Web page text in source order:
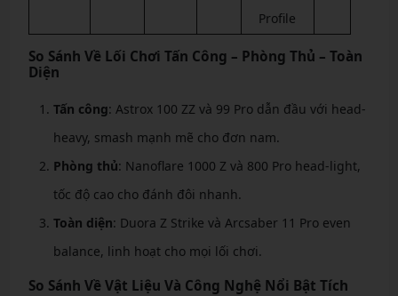
Profile
So Sánh Về Lối Chơi Tấn Công – Phòng Thủ – Toàn
Diện
Tấn công: Astrox 100 ZZ và 99 Pro dẫn đầu với head-
heavy, smash mạnh mẽ cho đơn nam.
Phòng thủ: Nanoflare 1000 Z và 800 Pro head-light,
tốc độ cao cho đánh đôi nhanh.
Toàn diện: Duora Z Strike và Arcsaber 11 Pro even
balance, linh hoạt cho mọi lối chơi.
So Sánh Về Vật Liệu Và Công Nghệ Nổi Bật Tích